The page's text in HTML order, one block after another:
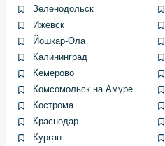
Подключите манометр и
в специализированную
эвакуации отсоедините
правильной установки.
Используйте защитные
кондиционера раздражает
можно получить травму.
Зеленодольск
Ижевск
Йошкар-Ола
Калининград
Кемерово
Комсомольск на Амуре
Кострома
Краснодар
Курган